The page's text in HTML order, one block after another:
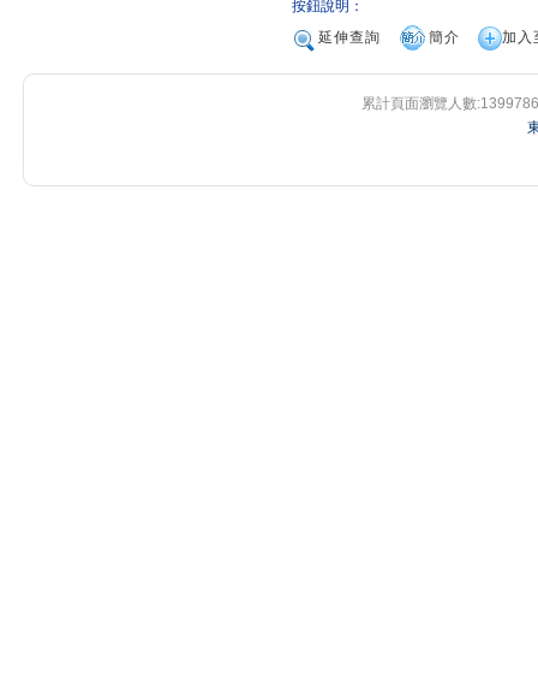
按鈕說明：
延伸查詢
簡介 加入
累計頁面瀏覽人數:1399786